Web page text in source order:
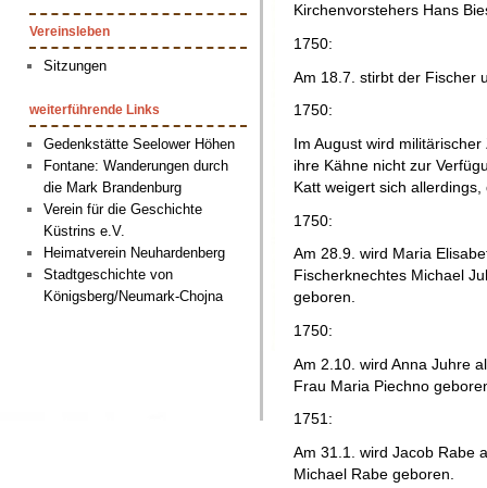
Vereinsleben
Sitzungen
weiterführende Links
Gedenkstätte Seelower Höhen
Fontane: Wanderungen durch
die Mark Brandenburg
Verein für die Geschichte
Küstrins e.V.
Heimatverein Neuhardenberg
Stadtgeschichte von
Königsberg/Neumark-Chojna
Kirchenvorstehers Hans
1750:
Am 18.7. stirbt der Fischer
1750:
Im August wird
ihre Kähne nicht zur
Katt weigert sich
1750:
Am 28.9. wird Maria
Fischerknechtes Michael
geboren.
1750:
Am 2.10. wird Anna Juhre
Frau Maria Piechno
1751:
Am 31.1. wird Jacob Rabe
Michael Rabe geboren.